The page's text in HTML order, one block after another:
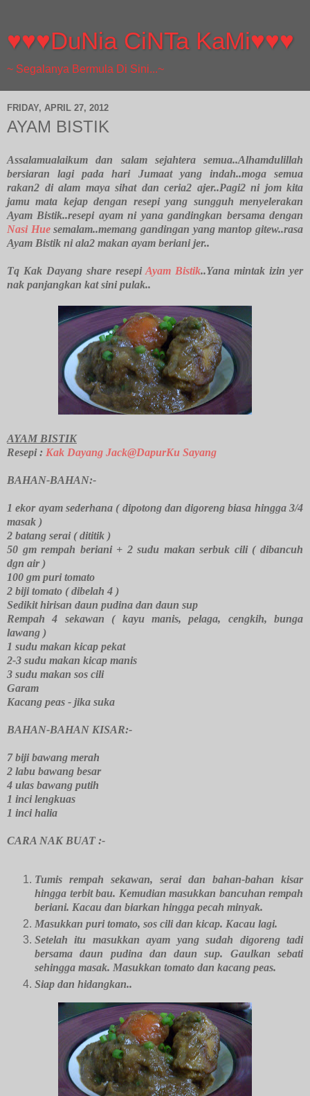
♥♥♥DuNia CiNTa KaMi♥♥♥
~ Segalanya Bermula Di Sini...~
FRIDAY, APRIL 27, 2012
AYAM BISTIK
Assalamualaikum dan salam sejahtera semua..Alhamdulillah
bersiaran lagi pada hari Jumaat yang indah..moga semua
rakan2 di alam maya sihat dan ceria2 ajer..Pagi2 ni jom kita
jamu mata kejap dengan resepi yang sungguh menyelerakan
Ayam Bistik..resepi ayam ni yana gandingkan bersama dengan
Nasi Huesemalam..memang gandingan yang mantop gitew..rasa
Ayam Bistik ni ala2 makan ayam beriani jer..
Tq Kak Dayang share resepi Ayam Bistik..Yana mintak izin yer
nak panjangkan kat sini pulak..
AYAM BISTIK
Resepi : Kak Dayang Jack@DapurKu Sayang
BAHAN-BAHAN:-
1 ekor ayam sederhana ( dipotong dan digoreng biasa hingga 3/4
masak )
2 batang serai ( dititik )
50 gm rempah beriani + 2 sudu makan serbuk cili ( dibancuh
dgn air )
100 gm puri tomato
2 biji tomato ( dibelah 4 )
Sedikit hirisan daun pudina dan daun sup
Rempah 4 sekawan ( kayu manis, pelaga, cengkih, bunga
lawang )
1 sudu makan kicap pekat
2-3 sudu makan kicap manis
3 sudu makan sos cili
Garam
Kacang peas - jika suka
BAHAN-BAHAN KISAR:-
7 biji bawang merah
2 labu bawang besar
4 ulas bawang putih
1 inci lengkuas
1 inci halia
CARA NAK BUAT :-
Tumis rempah sekawan, serai dan bahan-bahan kisar
hingga terbit bau. Kemudian masukkan bancuhan rempah
beriani. Kacau dan biarkan hingga pecah minyak.
Masukkan puri tomato, sos cili dan kicap. Kacau lagi.
Setelah itu masukkan ayam yang sudah digoreng tadi
bersama daun pudina dan daun sup. Gaulkan sebati
sehingga masak. Masukkan tomato dan kacang peas.
Siap dan hidangkan..